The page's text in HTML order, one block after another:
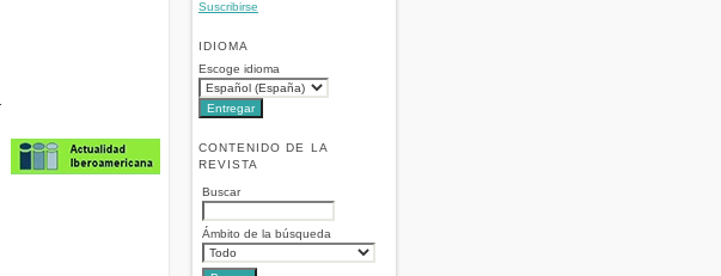
Suscribirse
IDIOMA
Escoge idioma
CONTENIDO DE LA
REVISTA
Buscar
Ámbito de la búsqueda